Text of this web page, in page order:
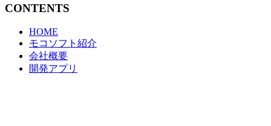
CONTENTS
HOME
モコソフト紹介
会社概要
開発アプリ